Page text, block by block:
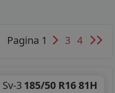
Pagina 1 3 4
Sv-3185/50 R16 81H